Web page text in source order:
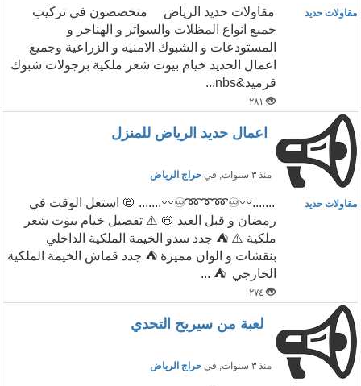
مقاولات حديد
مقاولات حديد الرياض متخصصون في تركيب
جميع انواع المظلات والسواتر و الهناجر و
المستودعات و الشبوك الامنيه و الزراعية وجميع
اعمال الحديد خيام بيوت شعر ملكية برجولات شبوك
قرميد&nbs...
٢٨١
اعمال حديد الرياض للمنزل
منذ ٣ سنوات , في حراج الرياض
مقاولات حديد
.......〰️♾️➿➰➿♾️〰️....... 📛 استغل الوقت في
رمضان و قبل العيد 📛 ⚠️ تفصيل خيام بيوت شعر
ملكية ⚠️ ⛺ جدد سدو الخيمة الملكية الداخلي
بنقشات و الوان مميزة ⛺ جدد قماش الخيمة الملكية
الخارجي ⛺ ...
٢٧٤
لعبة من سيربح التحدي
منذ ٣ سنوات , في حراج الرياض